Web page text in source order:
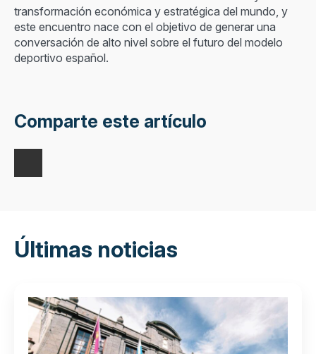
transformación económica y estratégica del mundo, y
este encuentro nace con el objetivo de generar una
conversación de alto nivel sobre el futuro del modelo
deportivo español.
Comparte este artículo
Últimas noticias